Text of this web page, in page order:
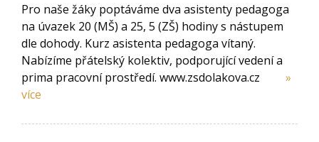
Pro naše žáky poptáváme dva asistenty pedagoga
na úvazek 20 (MŠ) a 25, 5 (ZŠ) hodiny s nástupem
dle dohody. Kurz asistenta pedagoga vítaný.
Nabízíme přátelský kolektiv, podporující vedení a
prima pracovní prostředí. www.zsdolakova.cz
»
více